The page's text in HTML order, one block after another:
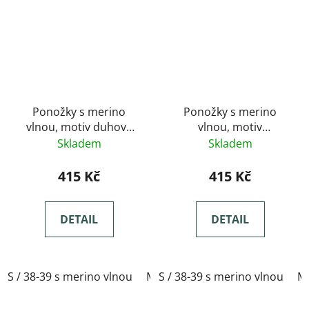
Ponožky s merino
vlnou, motiv duhové
hvězdy
Skladem
415 Kč
DETAIL
S / 38-39 s merino vlnou M / 40-41 s merino vlnou L
Ponožky s merino
vlnou, motiv
geometrické obrazce
Skladem
415 Kč
DETAIL
S / 38-39 s merino vlnou